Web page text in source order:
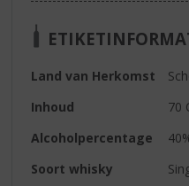
Land van Herkomst
Inhoud
70
Alcoholpercentage
Soort whisky